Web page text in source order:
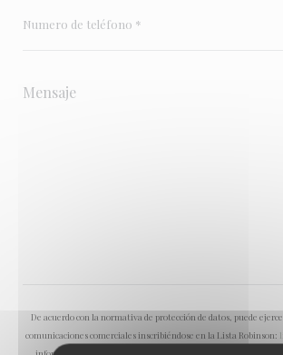
De acuerdo con la normativa de protección de datos, puede
comunicaciones comerciales inscribiéndose en la Lista Robinson: